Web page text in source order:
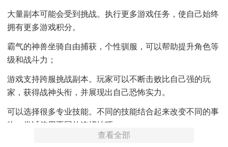
大量副本可能会受到挑战。执行更多游戏任务，使自己始终
拥有更多游戏积分。
霸气的神兽坐骑自由捕获，个性驯服，可以帮助提升角色等
级和战斗力；
游戏支持跨服挑战副本。玩家可以不断击败比自己强的玩
家，获得战神头衔，并展现出自己恐怖实力。
可以选择很多专业技能。不同的技能结合起来改变不同的事
物。尝试使用不同的连招技巧。
查看全部